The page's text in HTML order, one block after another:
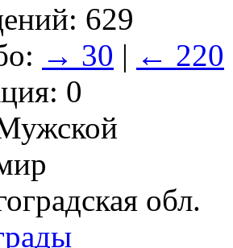
629
→ 30 | ← 220
0
обл.